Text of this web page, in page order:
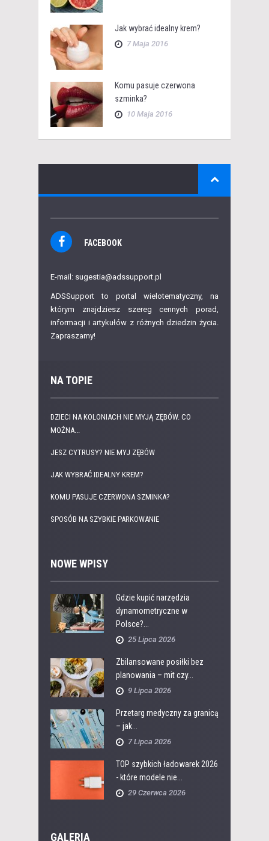
Jak wybrać idealny krem?
7 Maja 2016
Komu pasuje czerwona
szminka?
10 Maja 2016
FACEBOOK
E-mail: sugestia@adssupport.pl
ADSSupport to portal wielotematyczny, na
którym znajdziesz szereg cennych porad,
informacji i artykułów z różnych dziedzin życia.
Zapraszamy!
NA TOPIE
DZIECI NA KOLONIACH NIE MYJĄ ZĘBÓW. CO
MOŻNA...
JESZ CYTRUSY? NIE MYJ ZĘBÓW
JAK WYBRAĆ IDEALNY KREM?
KOMU PASUJE CZERWONA SZMINKA?
SPOSÓB NA SZYBKIE PARKOWANIE
NOWE WPISY
Gdzie kupić narzędzia
dynamometryczne w
Polsce?...
25 Lipca 2026
Zbilansowane posiłki bez
planowania – mit czy...
9 Lipca 2026
Przetarg medyczny za granicą
– jak...
7 Lipca 2026
TOP szybkich ładowarek 2026
- które modele nie...
29 Czerwca 2026
GALERIA